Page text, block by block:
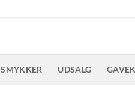
SMYKKER UDSALG